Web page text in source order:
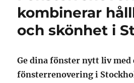
kombinerar
och skönhet i
Ge dina fönster nytt liv
fönsterrenovering i